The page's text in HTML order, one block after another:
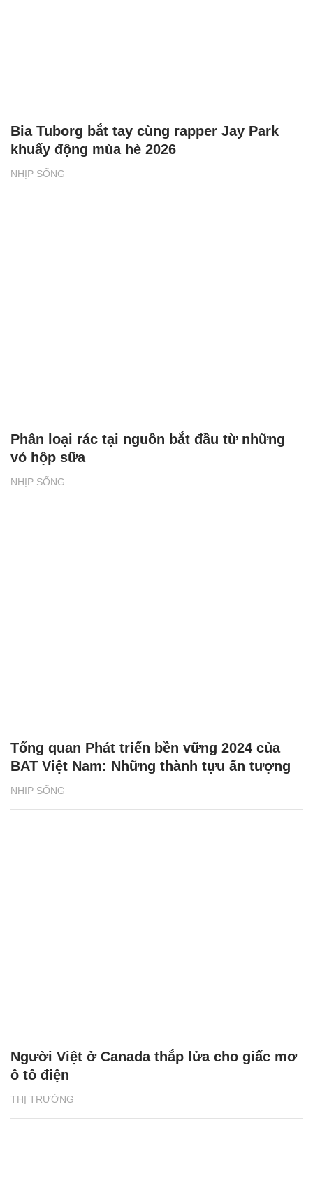
NHỊP SỐNG
Bia Tuborg bắt tay cùng rapper Jay Park
khuấy động mùa hè 2026
NHỊP SỐNG
Phân loại rác tại nguồn bắt đầu từ những
vỏ hộp sữa
NHỊP SỐNG
Tổng quan Phát triển bền vững 2024 của
BAT Việt Nam: Những thành tựu ấn tượng
THỊ TRƯỜNG
Người Việt ở Canada thắp lửa cho giấc mơ
ô tô điện